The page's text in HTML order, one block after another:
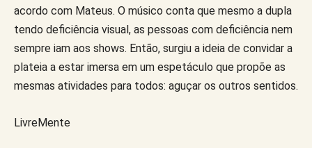
acordo com Mateus. O músico conta que mesmo a dupla
tendo deficiência visual, as pessoas com deficiência nem
sempre iam aos shows. Então, surgiu a ideia de convidar a
plateia a estar imersa em um espetáculo que propõe as
mesmas atividades para todos: aguçar os outros sentidos.
LivreMente